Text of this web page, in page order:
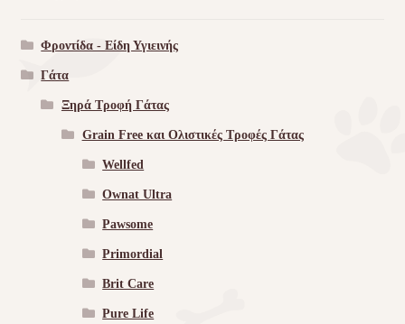
Φροντίδα - Είδη Υγιεινής
Γάτα
Ξηρά Τροφή Γάτας
Grain Free και Ολιστικές Τροφές Γάτας
Wellfed
Ownat Ultra
Pawsome
Primordial
Brit Care
Pure Life